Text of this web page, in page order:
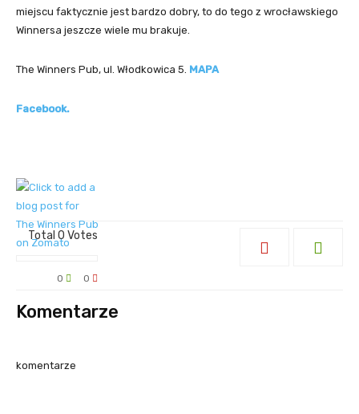
miejscu faktycznie jest bardzo dobry, to do tego z wrocławskiego
Winnersa jeszcze wiele mu brakuje.
The Winners Pub, ul. Włodkowica 5. MAPA
Facebook.
Total 0 Votes
0
0
Komentarze
komentarze